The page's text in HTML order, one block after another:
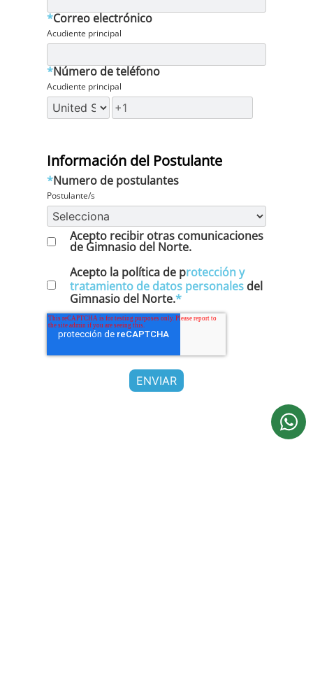
Correo electrónico
*
Acudiente principal
Número de teléfono
*
Acudiente principal
Información del Postulante
Numero de postulantes
*
Postulante/s
Acepto recibir otras comunicaciones
de Gimnasio del Norte.
Acepto la política de protección y
tratamiento de datos personales del
Gimnasio del Norte.*